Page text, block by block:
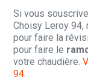
Si vous
Choisy Leroy 94,
pour faire la
pour faire le
votre chaudière.
94.